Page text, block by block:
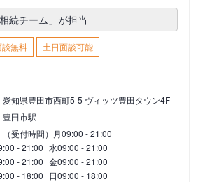
続チーム」が担当
無料
土日面談可能
愛知県豊田市西町5-5 ヴィッツ豊田タウン4F
豊田市駅
（受付時間） 月09:00 - 21:00
- 21:00 水09:00 - 21:00
- 21:00 金09:00 - 21:00
- 18:00 日09:00 - 18:00